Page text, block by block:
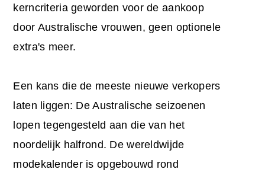
kerncriteria geworden voor de aankoop
door Australische vrouwen, geen optionele
extra's meer.
Een kans die de meeste nieuwe verkopers
laten liggen: De Australische seizoenen
lopen tegengesteld aan die van het
noordelijk halfrond. De wereldwijde
modekalender is opgebouwd rond